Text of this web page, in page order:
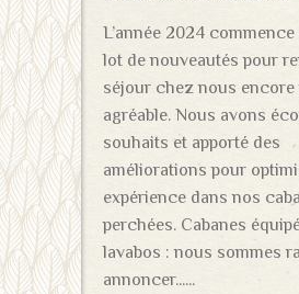
L’année 2024
lot de nouveautés pour
séjour chez nous encore
agréable. Nous avons
souhaits et apporté des
améliorations pour
expérience dans nos
perchées. Cabanes
lavabos : nous sommes
annoncer......